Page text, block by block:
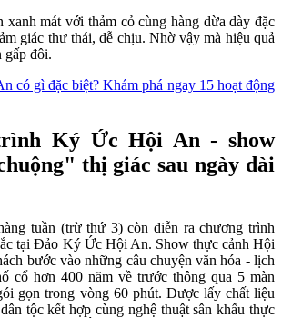
mát với thảm cỏ cùng hàng dừa dày đặc
giác thư thái, dễ chịu. Nhờ vậy mà hiệu quả
gấp đôi.
có gì đặc biệt? Khám phá ngay 15 hoạt động
Ký Ức Hội An - show
thị giác sau ngày dài
tuần (trừ thứ 3) còn diễn ra chương trình
tại Đảo Ký Ức Hội An. Show thực cảnh Hội
bước vào những câu chuyện văn hóa - lịch
cổ hơn 400 năm về trước thông qua 5 màn
gọn trong vòng 60 phút. Được lấy chất liệu
tộc kết hợp cùng nghệ thuật sân khấu thực